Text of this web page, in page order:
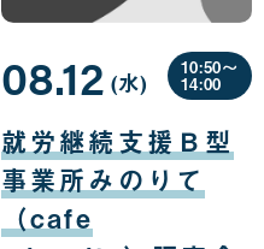
就労継続支援Ｂ型
事業所みのりて
（cafe
08.12
月
12
日
(水曜
日
)
10:50〜
14:00